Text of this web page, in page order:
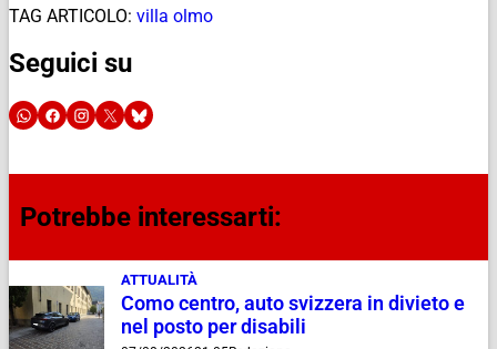
TAG ARTICOLO: villa olmo
Seguici su
Potrebbe interessarti:
ATTUALITÀ
Como centro, auto svizzera in divieto e
nel posto per disabili